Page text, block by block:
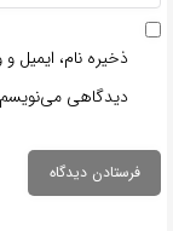
ذخیره نام، ایمیل
دیدگاهی